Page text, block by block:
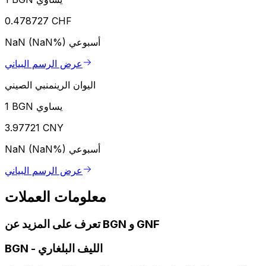
0.478727 CHF
NaN (NaN%) أسبوعي
عرض الرسم البياني
اليوان الرينمنبي الصيني
1 BGN يساوي
3.97721 CNY
NaN (NaN%) أسبوعي
عرض الرسم البياني
معلومات العملات
تعرف على المزيد عن BGN و GNF
BGN - الليف البلغاري